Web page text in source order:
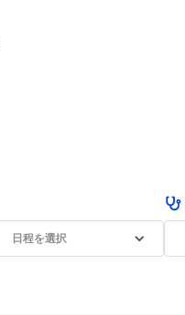
日程を選択